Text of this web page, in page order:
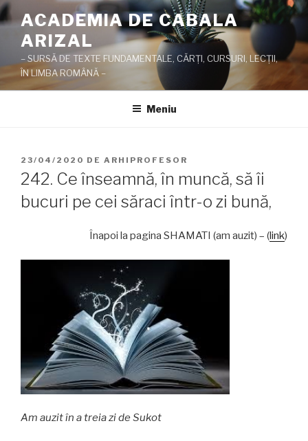
Sari
la
conținut
ACADEMIA DE CABALA
ARIZAL
– SURSĂ DE TEXTE FUNDAMENTALE, CĂRŢI, CURSURI, LECŢII,
ÎN LIMBA ROMÂNĂ –
Meniu
PUBLICAT
PE
23/04/2020 DE ARHIPROFESOR
242. Ce înseamnă, în muncă, să îi
bucuri pe cei săraci într-o zi bună,
Înapoi la pagina SHAMATI (am auzit) – (link)
Am auzit în a treia zi de Sukot